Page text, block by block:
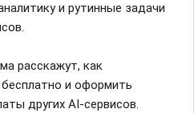
и рутинные задачи
расскажут, как
и оформить
других AI-сервисов.